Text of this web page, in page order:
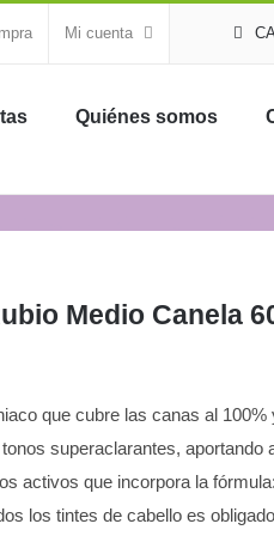
Mi cuenta
Quiénes somos
Medio Canela
que cubre las canas al 100%
superaclarantes, aportando
activos que incorpora la
los tintes de cabello es